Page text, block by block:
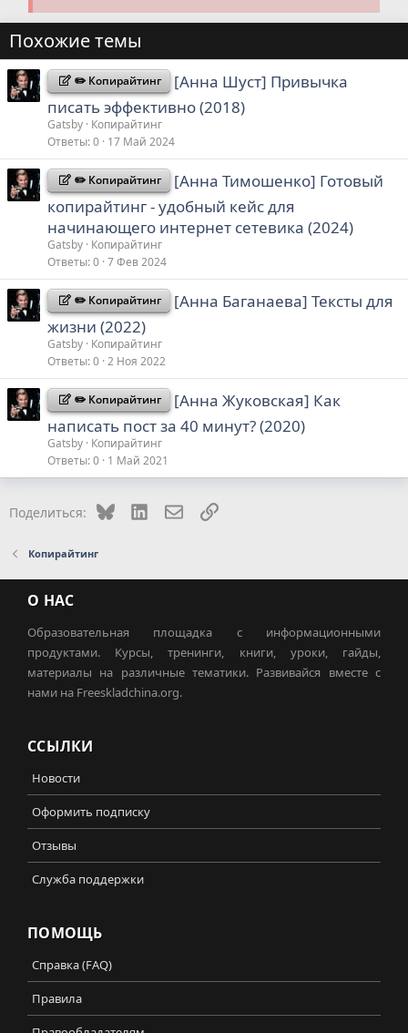
Похожие темы
✏️ Копирайтинг
[Анна Шуст] Привычка
писать эффективно (2018)
Gatsby Копирайтинг
Ответы 0 17 Май 2024
✏️ Копирайтинг
[Анна Тимошенко] Готовый
копирайтинг - удобный кейс для
начинающего интернет сетевика (2024)
Gatsby Копирайтинг
Ответы 0 7 Фев 2024
✏️ Копирайтинг
[Анна Баганаева] Тексты для
жизни (2022)
Gatsby Копирайтинг
Ответы 0 2 Ноя 2022
✏️ Копирайтинг
[Анна Жуковская] Как
написать пост за 40 минут? (2020)
Gatsby Копирайтинг
Ответы 0 1 Май 2021
Поделиться: Bluesky LinkedInЭлектронная почта
Ссылка
Копирайтинг
О НАС
Образовательная площадка с информационными
продуктами. Курсы, тренинги, книги, уроки, гайды,
материалы на различные тематики. Развивайся вместе с
нами на Freeskladchina.org.
ССЫЛКИ
Новости
Оформить подписку
Отзывы
Служба поддержки
ПОМОЩЬ
Справка (FAQ)
Правила